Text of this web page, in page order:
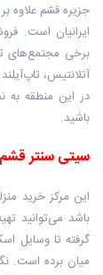
جزیره قشم علاوه
ایرانیان است.
برخی مجتمع‌های
آتلانتیس،
در این منطقه به
باشید.
سیتی سنتر قشم
این مرکز خرید
باشد می‌توانید
گرفته تا وسایل
میان برده است.